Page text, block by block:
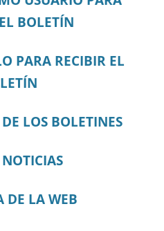
BOLETÍN
PARA RECIBIR EL
LOS BOLETINES
DE LA WEB